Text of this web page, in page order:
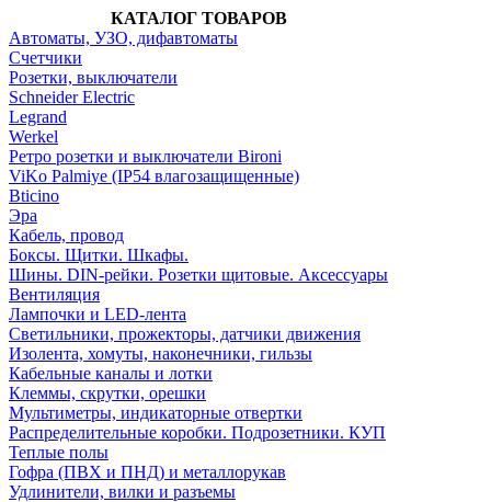
КАТАЛОГ ТОВАРОВ
Автоматы, УЗО, дифавтоматы
Счетчики
Розетки, выключатели
Schneider Electric
Legrand
Werkel
Ретро розетки и выключатели Bironi
ViKo Palmiye (IP54 влагозащищенные)
Bticino
Эра
Кабель, провод
Боксы. Щитки. Шкафы.
Шины. DIN-рейки. Розетки щитовые. Аксессуары
Вентиляция
Лампочки и LED-лента
Светильники, прожекторы, датчики движения
Изолента, хомуты, наконечники, гильзы
Кабельные каналы и лотки
Клеммы, скрутки, орешки
Мультиметры, индикаторные отвертки
Распределительные коробки. Подрозетники. КУП
Теплые полы
Гофра (ПВХ и ПНД) и металлорукав
Удлинители, вилки и разъемы